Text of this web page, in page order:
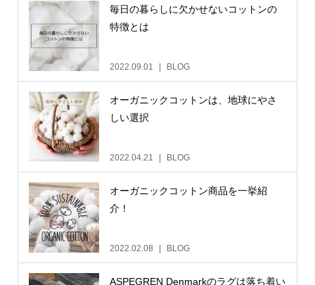
毎日の暮らしに欠かせないコットンの
特徴とは
2022.09.01 BLOG
オーガニックコットンは、地球にやさ
しい選択
2022.04.21 BLOG
オーガニックコットン商品を一挙紹
介！
2022.02.08 BLOG
ASPEGREN Denmarkのラグは落ち着い